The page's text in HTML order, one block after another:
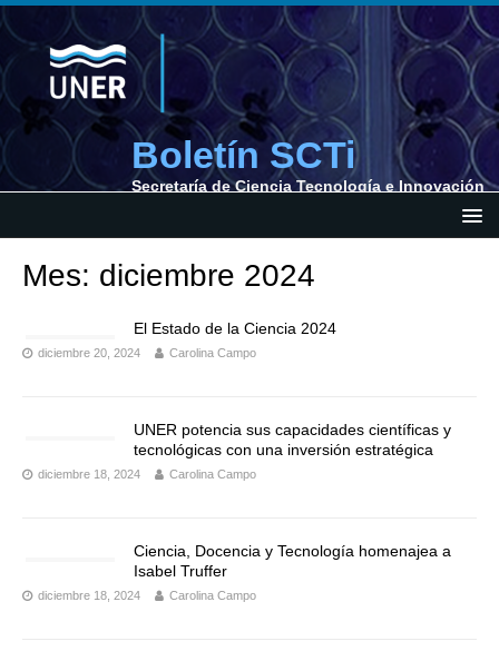
Boletín SCTi
Secretaría de Ciencia Tecnología e Innovación
Mes: diciembre 2024
El Estado de la Ciencia 2024
diciembre 20, 2024 Carolina Campo
UNER potencia sus capacidades científicas y
tecnológicas con una inversión estratégica
diciembre 18, 2024 Carolina Campo
Ciencia, Docencia y Tecnología homenajea a
Isabel Truffer
diciembre 18, 2024 Carolina Campo